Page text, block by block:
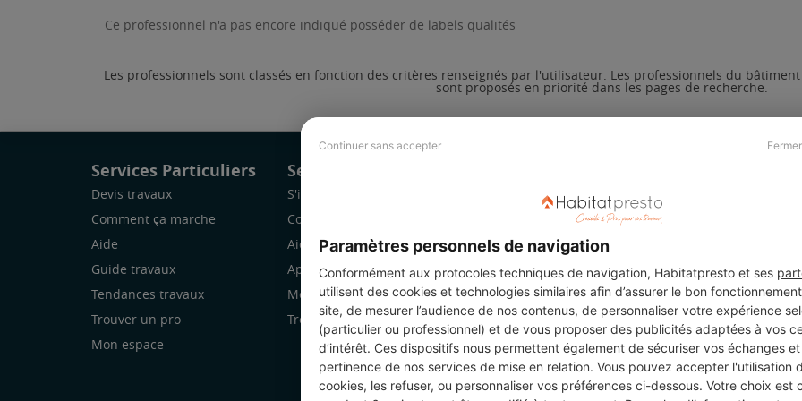
Continuer sans accepter
Paramètres personnels de navigation
Conformément aux protocoles techniques de navigation, Habitatpresto et ses
utilisent des cookies et technologies similaires afin d’assurer le bon
site, de mesurer l’audience de nos contenus, de personnaliser votre expérience
(particulier ou professionnel) et de vous proposer des publicités adaptées à vos
d’intérêt. Ces dispositifs nous permettent également de sécuriser vos échanges
pertinence de nos services de mise en relation. Vous pouvez accepter l'utilisation
cookies, les refuser, ou personnaliser vos préférences ci-dessous. Votre choix est
Ce professionnel n'a pas encore indiqué posséder de labels qualités
Les professionnels sont classés en fonction des critères renseignés par l'utilisateur. Les professionnels du
sont proposés en priorité dans les pages de recherche.
Services Particuliers
Devis travaux
Comment ça marche
Aide
Guide travaux
Tendances travaux
Trouver un pro
Mon espace
Services Pro
S'inscrire
Comment ça marche
Aide
Application Mobile
Mon espace
Trouver des chantiers
Revue de presse
Légal
Charte cookies